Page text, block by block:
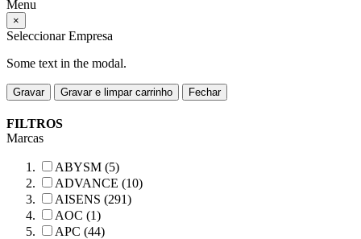
Menu
×
Seleccionar Empresa
Some text in the modal.
Gravar Gravar e limpar carrinho Fechar
FILTROS
Marcas
ABYSM (5)
ADVANCE (10)
AISENS (291)
AOC (1)
APC (44)